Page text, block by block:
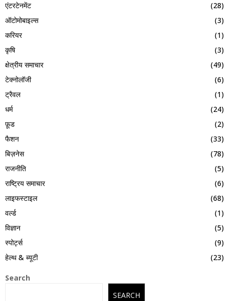
एंटरटेनमेंट
(28)
ऑटोमोबाइल्स
(3)
करियर
(1)
कृषि
(3)
क्षेत्रीय समाचार
(49)
टेक्नोलॉजी
(6)
ट्रैवल
(1)
धर्म
(24)
फ़ूड
(2)
फैशन
(33)
बिज़नेस
(78)
राजनीति
(5)
राष्ट्रिय समाचार
(6)
लाइफस्टाइल
(68)
वर्ल्ड
(1)
विज्ञान
(5)
स्पोर्ट्स
(9)
हेल्थ & ब्यूटी
(23)
Search
SEARCH